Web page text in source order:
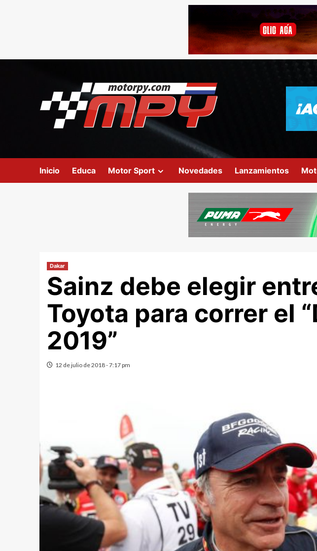
Inicio Educa Motor Sport Novedades Lanzamientos
Dakar
Sainz debe elegir
Toyota para correr el
2019”
12 de julio de 2018 - 7:17 pm